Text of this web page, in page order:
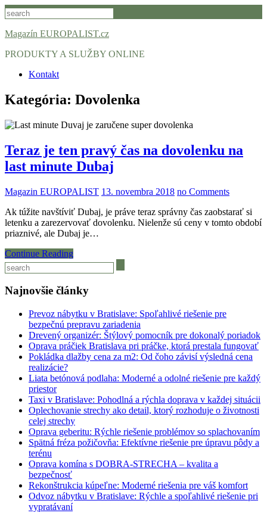
Skip
to
content
Magazín EUROPALIST.cz
PRODUKTY A SLUŽBY ONLINE
Kontakt
Kategória: Dovolenka
Teraz je ten pravý čas na dovolenku na
last minute Dubaj
Magazin EUROPALIST 13. novembra 2018 no Comments
Ak túžite navštíviť Dubaj, je práve teraz správny čas zaobstarať si
letenku a zarezervovať dovolenku. Nielenže sú ceny v tomto období
priaznivé, ale Dubaj je…
Continue Reading
Najnovšie články
Prevoz nábytku v Bratislave: Spoľahlivé riešenie pre
bezpečnú prepravu zariadenia
Drevený organizér: Štýlový pomocník pre dokonalý poriadok
Oprava práčiek Bratislava pri práčke, ktorá prestala fungovať
Pokládka dlažby cena za m2: Od čoho závisí výsledná cena
realizácie?
Liata betónová podlaha: Moderné a odolné riešenie pre každý
priestor
Taxi v Bratislave: Pohodlná a rýchla doprava v každej situácii
Oplechovanie strechy ako detail, ktorý rozhoduje o životnosti
celej strechy
Oprava geberitu: Rýchle riešenie problémov so splachovaním
Spätná fréza požičovňa: Efektívne riešenie pre úpravu pôdy a
terénu
Oprava komína s DOBRA-STRECHA – kvalita a
bezpečnosť
Rekonštrukcia kúpeľne: Moderné riešenia pre váš komfort
Odvoz nábytku v Bratislave: Rýchle a spoľahlivé riešenie pri
vypratávaní